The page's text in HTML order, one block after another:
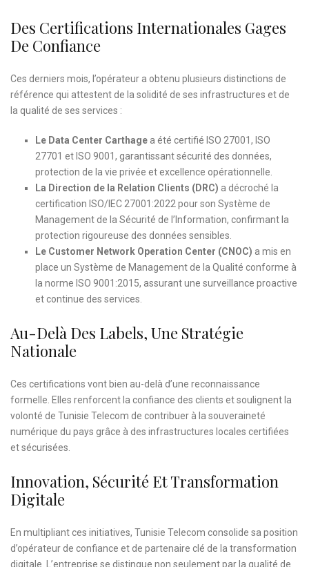
Des Certifications Internationales Gages
De Confiance
Ces derniers mois, l’opérateur a obtenu plusieurs distinctions de
référence qui attestent de la solidité de ses infrastructures et de
la qualité de ses services :
Le Data Center Carthage a été certifié ISO 27001, ISO
27701 et ISO 9001, garantissant sécurité des données,
protection de la vie privée et excellence opérationnelle.
La Direction de la Relation Clients (DRC) a décroché la
certification ISO/IEC 27001:2022 pour son Système de
Management de la Sécurité de l’Information, confirmant la
protection rigoureuse des données sensibles.
Le Customer Network Operation Center (CNOC) a mis en
place un Système de Management de la Qualité conforme à
la norme ISO 9001:2015, assurant une surveillance proactive
et continue des services.
Au-Delà Des Labels, Une Stratégie
Nationale
Ces certifications vont bien au-delà d’une reconnaissance
formelle. Elles renforcent la confiance des clients et soulignent la
volonté de Tunisie Telecom de contribuer à la souveraineté
numérique du pays grâce à des infrastructures locales certifiées
et sécurisées.
Innovation, Sécurité Et Transformation
Digitale
En multipliant ces initiatives, Tunisie Telecom consolide sa position
d’opérateur de confiance et de partenaire clé de la transformation
digitale. L’entreprise se distingue non seulement par la qualité de